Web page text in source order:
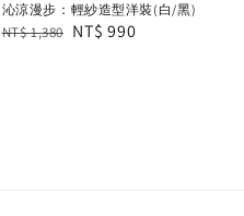
沁涼漫步：輕紗造型洋裝(白/黑)
Regular
NT$ 1,380 Sale
NT$ 990